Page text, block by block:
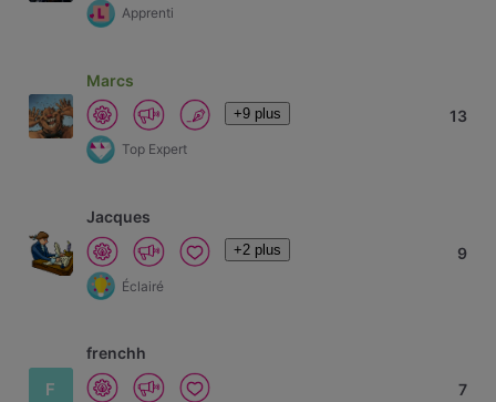
Apprenti
Marcs
+9 plus
Top Expert
13
Jacques
+2 plus
Éclairé
9
F
frenchh
7